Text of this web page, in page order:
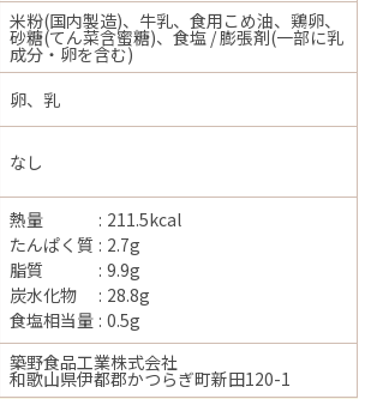
米粉(国内製造)、牛乳、食用こめ油、鶏卵、
砂糖(てん菜含蜜糖)、食塩 / 膨張剤(一部に乳
成分・卵を含む)
卵、乳
なし
熱量
211.5kcal
たんぱく質
2.7g
脂質
9.9g
炭水化物
28.8g
食塩相当量 0.5g
築野食品工業株式会社
和歌山県伊都郡かつらぎ町新田120-1